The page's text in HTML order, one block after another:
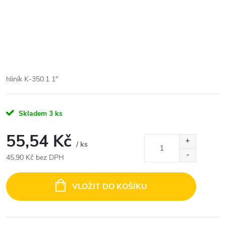
hliník K-350.1 1"
Skladem 3 ks
55,54 Kč / ks
45,90 Kč bez DPH
cena:
VLOŽIT DO KOŠÍKU